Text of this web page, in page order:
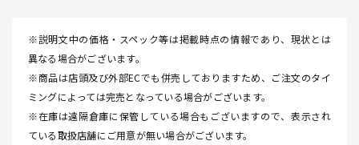
※説明文中の価格・スペック等は掲載時点の情報であり、現状とは
異なる場合がございます。
※商品は店頭及び外部ECでも併売しておりますため、ご注文のタイ
ミングによっては完売となっている場合がございます。
※在庫は遠隔倉庫に保管している場合もございますので、表示され
ている取扱店舗にご用意が無い場合がございます。